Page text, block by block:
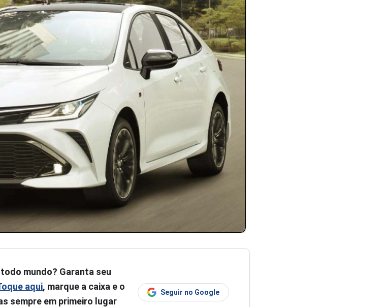
mundo? Garanta seu
aqui, marque a caixa e o
sempre em primeiro lugar
Seguir no Google